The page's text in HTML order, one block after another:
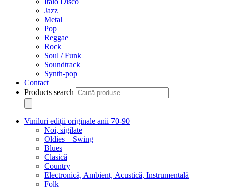
Jazz
Metal
Pop
Reggae
Rock
Soul / Funk
Soundtrack
Synth-pop
Contact
Products search
Viniluri ediții originale anii 70-90
Noi, sigilate
Oldies – Swing
Blues
Clasică
Country
Electronică, Ambient, Acustică, Instrumentală
Folk